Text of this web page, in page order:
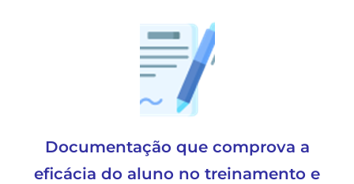
Documentação que comprova a
eficácia do aluno no treinamento e